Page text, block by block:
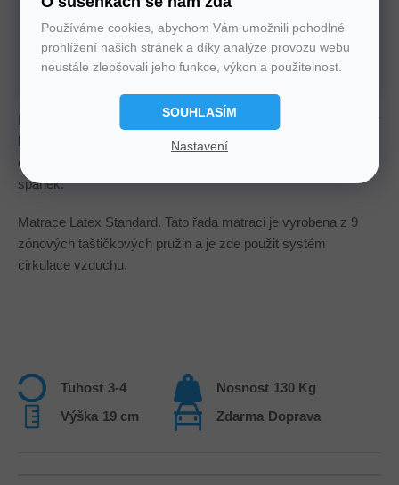
Používáme cookies, abychom Vám umožnili pohodlné
prohlížení našich stránek a díky analýze provozu webu
neustále zlepšovali jeho funkce, výkon a použitelnost.
SOUHLASÍM
Nastavení
U nás nakupujte bez starostí
Autorizovaný prodejce všech značek. 100%
záruka. Záruční i pozáruční servis.
Latexová matrace s 9 zónovými pružinami nabízí oboustranný
komfort – měkkou stranu pro zimu a tvrdší pro léto. Výška 19
cm, nosnost 130 kg, pratelný potah. Ideální pro zdravý
spánek.
Matrace Latex Standard. Tato řada matraci je vyrobena z 9
zónových taštičkových pružin a je zde použit systém
cirkulace vzduchu.
3-4
Tuhost 130 Kg
Nosnost
19 cm
Výška Doprava
Zdarma